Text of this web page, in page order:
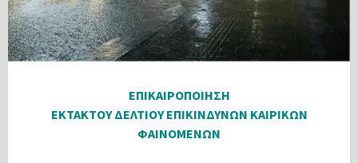
ΕΠΙΚΑΙΡΟΠΟΙΗΣΗ
ΕΚΤΑΚΤΟΥ ΔΕΛΤΙΟΥ ΕΠΙΚΙΝΔΥΝΩΝ ΚΑΙΡΙΚΩΝ
ΦΑΙΝΟΜΕΝΩΝ